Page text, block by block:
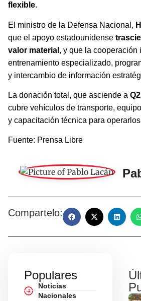
flexible.
El ministro de la Defensa Nacional,
que el apoyo estadounidense
valor material , y que la cooperación
entrenamiento especializado,
y intercambio de información
La donación total, que asciende a
cubre vehículos de transporte,
y capacitación técnica para
Fuente: Prensa Libre
Compartelo:
Populares
Noticias
Nacionales